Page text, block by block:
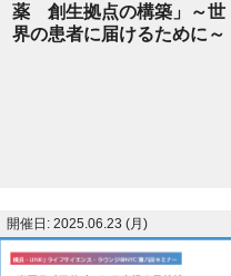
薬 創生拠点の構築」～世
界の患者に届けるために～
開催日: 2025.06.23 (月)